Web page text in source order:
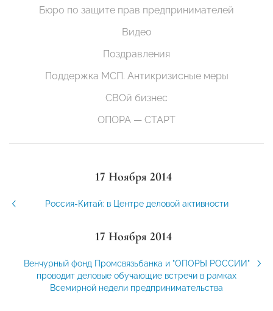
Бюро по защите прав предпринимателей
Видео
Поздравления
Поддержка МСП. Антикризисные меры
СВОй бизнес
ОПОРА — СТАРТ
17 Ноября 2014
Россия-Китай: в Центре деловой активности
17 Ноября 2014
Венчурный фонд Промсвязьбанка и "ОПОРЫ РОССИИ"
проводит деловые обучающие встречи в рамках
Всемирной недели предпринимательства